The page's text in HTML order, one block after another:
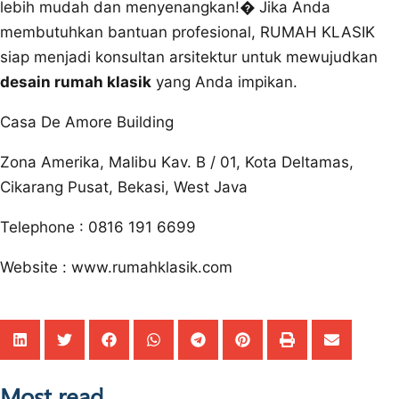
lebih mudah dan menyenangkan!� Jika Anda
membutuhkan bantuan profesional, RUMAH KLASIK
siap menjadi konsultan arsitektur untuk mewujudkan
desain rumah klasik yang Anda impikan.
Casa De Amore Building
Zona Amerika, Malibu Kav. B / 01, Kota Deltamas,
Cikarang Pusat, Bekasi, West Java
Telephone : 0816 191 6699
Website : www.rumahklasik.com